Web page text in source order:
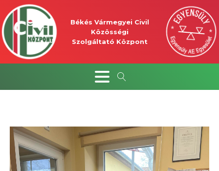
Békés Vármegyei Civil
Közösségi
Szolgáltató Központ